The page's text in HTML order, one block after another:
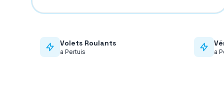
Volets Roulants
a Pertuis a